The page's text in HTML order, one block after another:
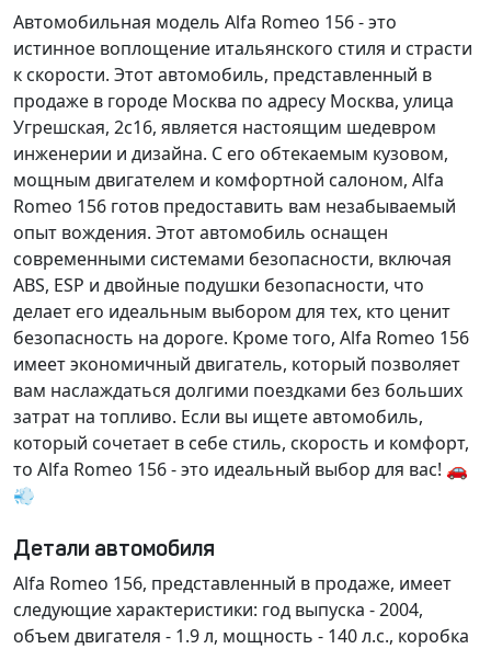
Автомобильная модель Alfa Romeo 156 - это
истинное воплощение итальянского стиля и страсти
к скорости. Этот автомобиль, представленный в
продаже в городе Москва по адресу Москва, улица
Угрешская, 2с16, является настоящим шедевром
инженерии и дизайна. С его обтекаемым кузовом,
мощным двигателем и комфортной салоном, Alfa
Romeo 156 готов предоставить вам незабываемый
опыт вождения. Этот автомобиль оснащен
современными системами безопасности, включая
ABS, ESP и двойные подушки безопасности, что
делает его идеальным выбором для тех, кто ценит
безопасность на дороге. Кроме того, Alfa Romeo 156
имеетэкономичный двигатель, который позволяет
вам наслаждаться долгими поездками без больших
затрат на топливо. Если вы ищете автомобиль,
который сочетает в себе стиль, скорость и комфорт,
то Alfa Romeo 156 - это идеальный выбор для вас! 🚗
💨
Детали автомобиля
Alfa Romeo 156, представленный в продаже, имеет
следующие характеристики: год выпуска - 2004,
объем двигателя - 1.9 л, мощность - 140 л.с., коробка